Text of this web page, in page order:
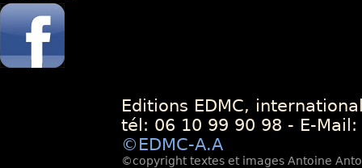
Editions EDMC,
tél: 06 10 99 90 98 - E-Mail:
©EDMC-A.A
©copyright textes et images Antoine